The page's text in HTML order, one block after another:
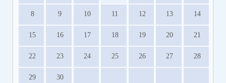
8 9 10 11 12 13 14
15 16 17 18 19 20 21
22 23 24 25 26 27 28
29 30